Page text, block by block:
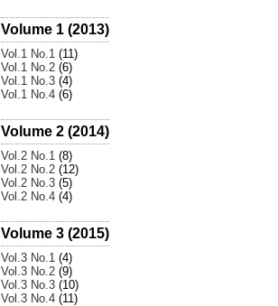
Volume 1 (2013)
Vol.1 No.1 (11)
Vol.1 No.2 (6)
Vol.1 No.3 (4)
Vol.1 No.4 (6)
Volume 2 (2014)
Vol.2 No.1 (8)
Vol.2 No.2 (12)
Vol.2 No.3 (5)
Vol.2 No.4 (4)
Volume 3 (2015)
Vol.3 No.1 (4)
Vol.3 No.2 (9)
Vol.3 No.3 (10)
Vol.3 No.4 (11)